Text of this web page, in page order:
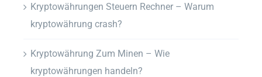
Kryptowährungen Steuern Rechner – Warum
kryptowährung crash?
Kryptowährung Zum Minen – Wie
kryptowährungen handeln?